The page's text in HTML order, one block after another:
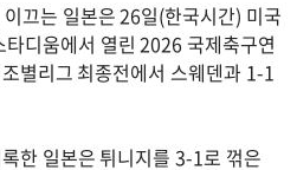
끄는 일본은 26일(한국시간) 미국
디움에서 열린 2026 국제축구연
별리그 최종전에서 스웨덴과 1-1
한 일본은 튀니지를 3-1로 꺾은